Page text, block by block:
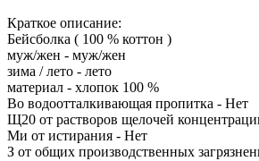
Краткое описание:
Бейсболка ( 100 % коттон )
муж/жен - муж/жен
зима / лето - лето
материал - хлопок 100 %
Во водоотталкивающая пропитка - Нет
Щ20 от растворов щелочей
Ми от истирания - Нет
З от общих производственных